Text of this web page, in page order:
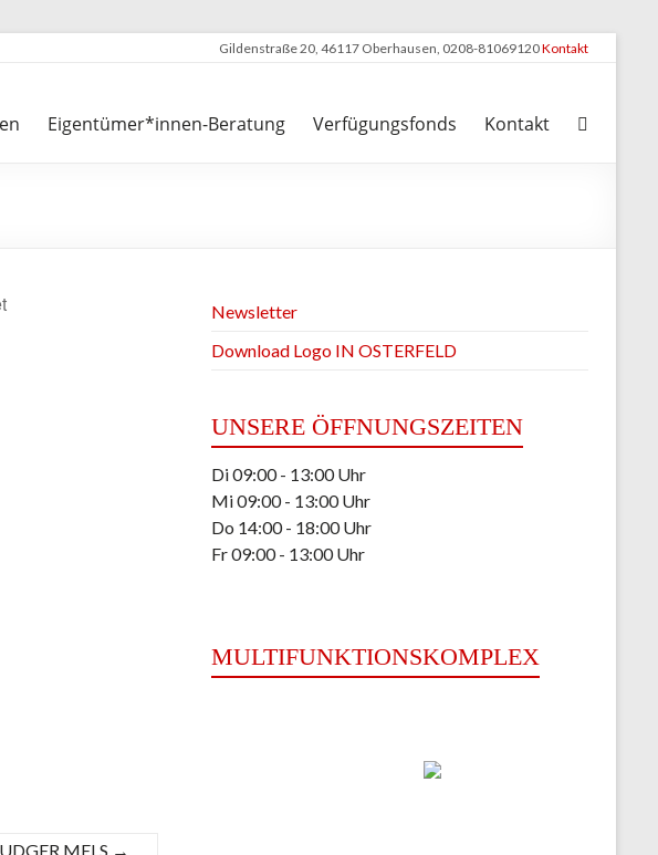
Gildenstraße 20, 46117 Oberhausen, 0208-81069120Kontakt
Eigentümer*innen-Beratung Verfügungsfonds Kontakt
MELS →
Newsletter
Download Logo IN OSTERFELD
UNSERE ÖFFNUNGSZEITEN
Di 09:00 - 13:00 Uhr
Mi 09:00 - 13:00 Uhr
Do 14:00 - 18:00 Uhr
Fr 09:00 - 13:00 Uhr
MULTIFUNKTIONSKOMPLEX